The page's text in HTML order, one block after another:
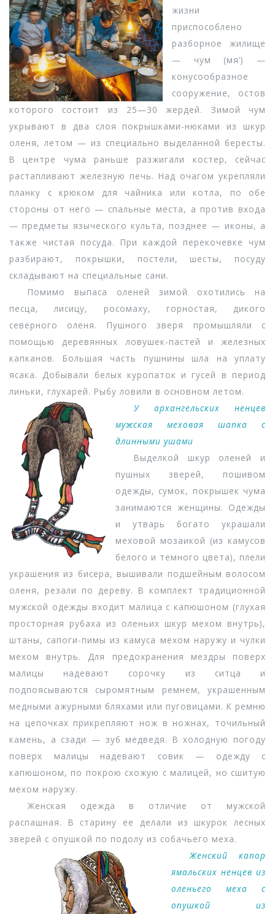
жизни
приспособлено
разборное жилище
— чум (мя’) —
конусообразное
сооружение, остов
которого состоит из 25—30 жердей. Зимой чум
укрывают в два слоя покрышками-нюками из шкур
оленя, летом — из специально выделанной бересты.
В центре чума раньше разжигали костер, сейчас
растапливают железную печь. Над очагом укрепляли
планку с крюком для чайника или котла, по обе
стороны от него — спальные места, а против входа
— предметы языческого культа, позднее — иконы, а
также чистая посуда. При каждой перекочевке чум
разбирают, покрышки, постели, шесты, посуду
складывают на специальные сани.
Помимо выпаса оленей зимой охотились на
песца, лисицу, росомаху, горностая, дикого
северного оленя. Пушного зверя промышляли с
помощью деревянных ловушек-пастей и железных
капканов. Большая часть пушнины шла на уплату
ясака. Добывали белых куропаток и гусей в период
линьки, глухарей. Рыбу ловили в основном летом.
У архангельских ненцев
мужская меховая шапка с
длинными ушами
Выделкой шкур оленей и
пушных зверей, пошивом
одежды, сумок, покрышек чума
занимаются женщины. Одежды
и утварь богато украшали
меховой мозаикой (из камусов
белого и темного цвета), плели
украшения из бисера, вышивали подшейным волосом
оленя, резали по дереву. В комплект традиционной
мужской одежды входит малица с капюшоном (глухая
просторная рубаха из оленьих шкур мехом внутрь),
штаны, сапоги-пимы из камуса мехом наружу и чулки
мехом внутрь. Для предохранения мездры поверх
малицы надевают сорочку из ситца и
подпоясываются сыромятным ремнем, украшенным
медными ажурными бляхами или пуговицами. К ремню
на цепочках прикрепляют нож в ножнах, точильный
камень, а сзади — зуб медведя. В холодную погоду
поверх малицы надевают совик — одежду с
капюшоном, по покрою схожую с малицей, но сшитую
мехом наружу.
Женская одежда в отличие от мужской
распашная. В старину ее делали из шкурок лесных
зверей с опушкой по подолу из собачьего меха.
Женский капор
ямальских ненцев из
оленьего меха с
опушкой из